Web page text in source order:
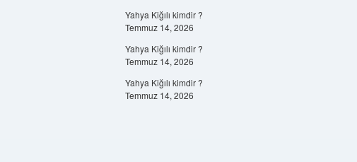
Yahya Kiğılı kimdir ?
Temmuz 14, 2026
Yahya Kiğılı kimdir ?
Temmuz 14, 2026
Yahya Kiğılı kimdir ?
Temmuz 14, 2026